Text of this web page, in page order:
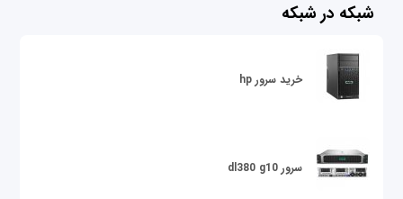
شبکه در شبکه
خرید سرور hp
سرور dl380 g10